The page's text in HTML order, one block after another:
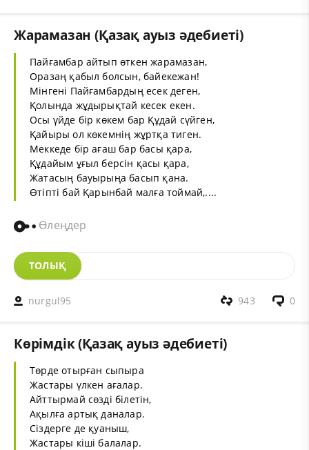
Жарамазан (Қазақ ауыз әдебиеті)
Пайғамбар айтып өткен жарамазан,
Оразаң қабыл болсын, байекежан!
Мінгені Пайғамбардың есек деген,
Қолында жұдырықтай кесек екен.
Осы үйде бір көкем бар Құдай сүйген,
Қайыры ол көкемнің жұртқа тиген.
Меккеде бір ағаш бар басы қара,
Құдайым ұғыл берсін қасы қара,
Жатасың бауырыңа басып қана.
Өтіпті бай Қарынбай малға тоймай,....
Өлеңдер
ТОЛЫҚ
nurgul95 0
943
Көрімдік (Қазақ ауыз әдебиеті)
Төрде отырған сыпыра
Жастары үлкен ағалар.
Айттырмай сөзді білетін,
Ақылға артық даналар.
Сіздерге де қуаныш,
Жастары кіші балалар.